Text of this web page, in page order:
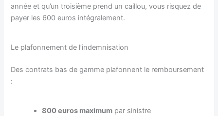
année et qu’un troisième prend un caillou, vous risquez de
payer les 600 euros intégralement.
Le plafonnement de l’indemnisation
Des contrats bas de gamme plafonnent le remboursement
:
800 euros maximum par sinistre